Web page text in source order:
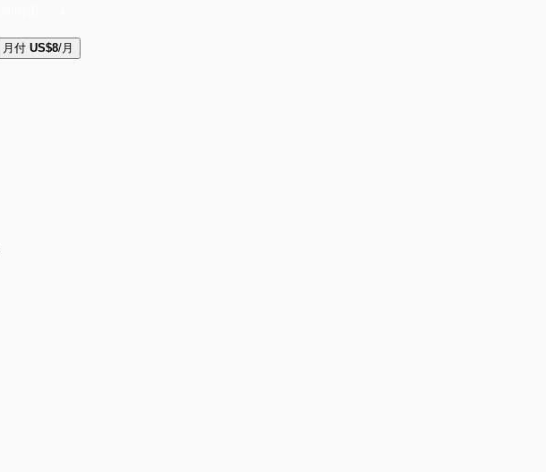
月付 US$8/月